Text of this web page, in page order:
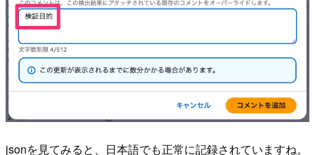
jsonを見てみると、日本語でも正常に記録されていますね。